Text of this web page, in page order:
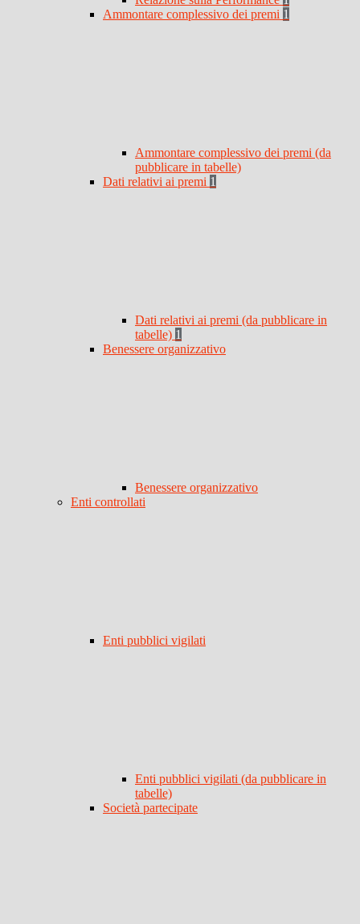
Ammontare complessivo dei premi 1
Ammontare complessivo dei premi (da
pubblicare in tabelle)
Dati relativi ai premi 1
Dati relativi ai premi (da pubblicare in
tabelle) 1
Benessere organizzativo
Benessere organizzativo
Enti controllati
Enti pubblici vigilati
Enti pubblici vigilati (da pubblicare in
tabelle)
Società partecipate